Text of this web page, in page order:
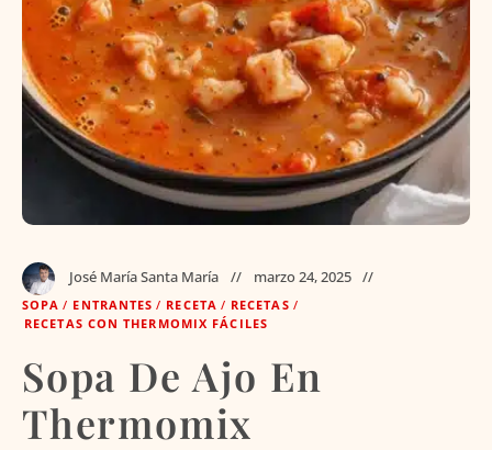
José María Santa María marzo 24, 2025
SOPA / ENTRANTES / RECETA / RECETAS /
RECETAS CON THERMOMIX FÁCILES
Sopa De Ajo En
Thermomix